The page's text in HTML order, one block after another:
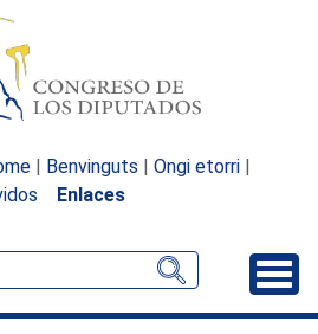
| Benvinguts | Ongi etorri |
Enlaces